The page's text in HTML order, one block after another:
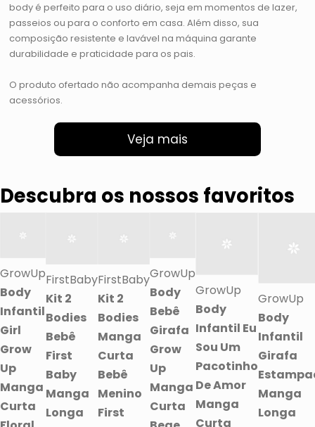
body é perfeito para o uso diário, seja em momentos de lazer,
passeios ou para o conforto em casa. Além disso, sua
composição resistente e lavável na máquina garante
durabilidade e praticidade para os pais.
O produto ofertado não acompanha demais peças e
acessórios.
Veja mais
Descubra os nossos favoritos
GrowUp
Body
Infantil
Girl
Grow
Up
Manga
Curta
FirstBaby
Kit 2
Bodies
Bebê
First
Baby
Manga
Longa
FirstBaby
Kit 2
Bodies
Manga
Curta
Bebê
Menino
First
GrowUp
Body
Bebê
Girafa
Grow
Up
Manga
Curta
GrowUp
Body
Infantil Eu
Sou Um
Pacotinho
De Amor
Manga
Curta
GrowUp
Body
Infantil
Girafa
Manga
Longa